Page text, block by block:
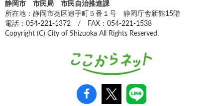
静岡市 市民局 市民自治推進課
所在地：静岡市葵区追手町５番１号 静岡庁舎新館15階
電話：054-221-1372 / FAX：054-221-1538
Copyright (C) City of Shizuoka All Rights Reserved.